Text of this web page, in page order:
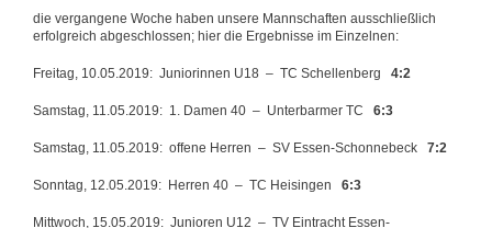
die vergangene Woche haben unsere Mannschaften ausschließlich
erfolgreich abgeschlossen; hier die Ergebnisse im Einzelnen:
Freitag, 10.05.2019: Juniorinnen U18 – TC Schellenberg 4:2
Samstag, 11.05.2019: 1. Damen 40 – Unterbarmer TC 6:3
Samstag, 11.05.2019: offene Herren – SV Essen-Schonnebeck 7:2
Sonntag, 12.05.2019: Herren 40 – TC Heisingen 6:3
Mittwoch, 15.05.2019: Junioren U12 – TV Eintracht Essen-